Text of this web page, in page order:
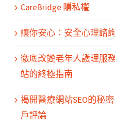
CareBridge 隱私權
讓你安心：安全心理諮
徹底改變老年人護理服
站的終極指南
揭開醫療網站SEO的秘
戶評論